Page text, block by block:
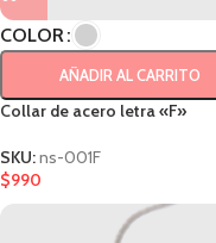
COLOR
AÑADIR AL CARRITO
Collar de acero letra «F»
SKU:ns-001F
$990